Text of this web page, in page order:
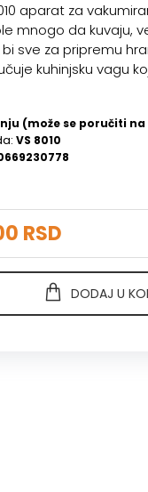
aparat za
mnogo da kuvaju,
sve za pripremu
kuhinjsku vagu
(može se poručiti
VS 8010
RSD
DODAJ U